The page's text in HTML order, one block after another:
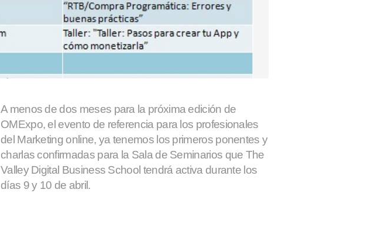
A menos de dos meses para la próxima edición de
OMExpo, el evento de referencia para los profesionales
del Marketing online, ya tenemos los primeros ponentes y
charlas confirmadas para la Sala de Seminarios que The
Valley Digital Business School tendrá activa durante los
días 9 y 10 de abril.